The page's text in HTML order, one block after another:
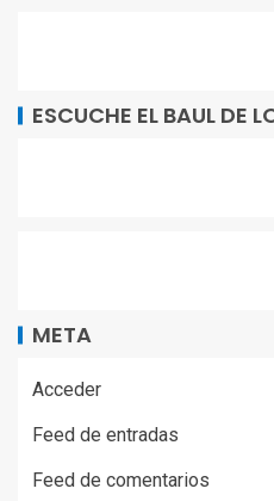
ESCUCHE EL BAUL DE
META
Acceder
Feed de entradas
Feed de comentarios